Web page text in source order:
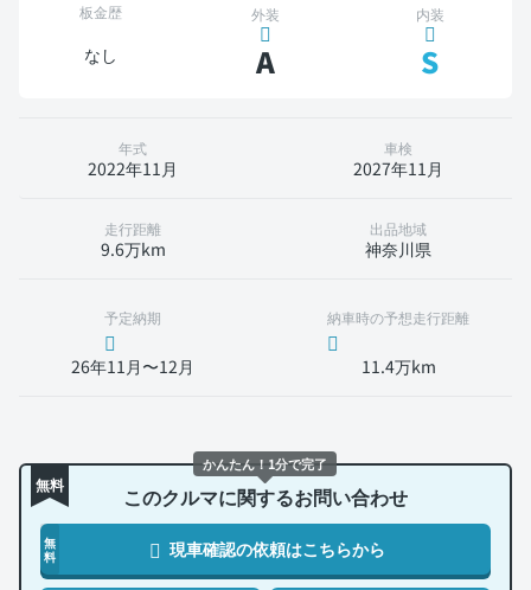
板金歴
なし
外装
A
内装
S
年式
2022年11月
車検
2027年11月
走行距離
9.6万km
出品地域
神奈川県
予定納期
26年11月〜12月
納車時の予想走行距離
11.4万km
無料 このクルマに関するお問い合わせ
無
料
現車確認の依頼はこちらから
かんたん！1分で完了